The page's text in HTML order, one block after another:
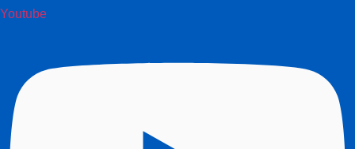
Youtube